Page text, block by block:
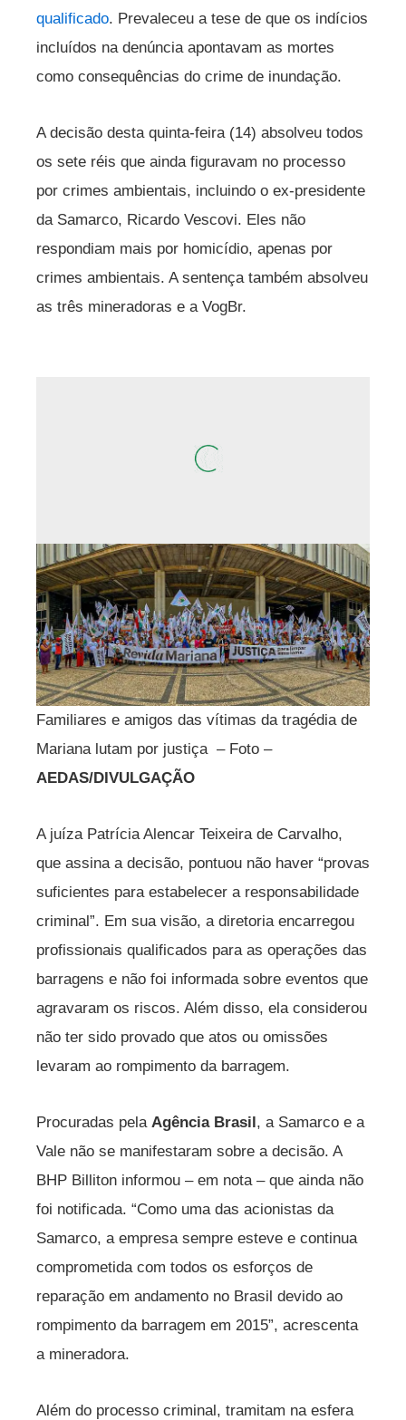
qualificado. Prevaleceu a tese de que os indícios
incluídos na denúncia apontavam as mortes
como consequências do crime de inundação.
A decisão desta quinta-feira (14) absolveu todos
os sete réis que ainda figuravam no processo
por crimes ambientais, incluindo o ex-presidente
da Samarco, Ricardo Vescovi. Eles não
respondiam mais por homicídio, apenas por
crimes ambientais. A sentença também absolveu
as três mineradoras e a VogBr.
Familiares e amigos das vítimas da tragédia de
Mariana lutam por justiça – Foto –
AEDAS/DIVULGAÇÃO
A juíza Patrícia Alencar Teixeira de Carvalho,
que assina a decisão, pontuou não haver “provas
suficientes para estabelecer a responsabilidade
criminal”. Em sua visão, a diretoria encarregou
profissionais qualificados para as operações das
barragens e não foi informada sobre eventos que
agravaram os riscos. Além disso, ela considerou
não ter sido provado que atos ou omissões
levaram ao rompimento da barragem.
Procuradas pela Agência Brasil, a Samarco e a
Vale não se manifestaram sobre a decisão. A
BHP Billiton informou – em nota – que ainda não
foi notificada. “Como uma das acionistas da
Samarco, a empresa sempre esteve e continua
comprometida com todos os esforços de
reparação em andamento no Brasil devido ao
rompimento da barragem em 2015”, acrescenta
a mineradora.
Além do processo criminal, tramitam na esfera